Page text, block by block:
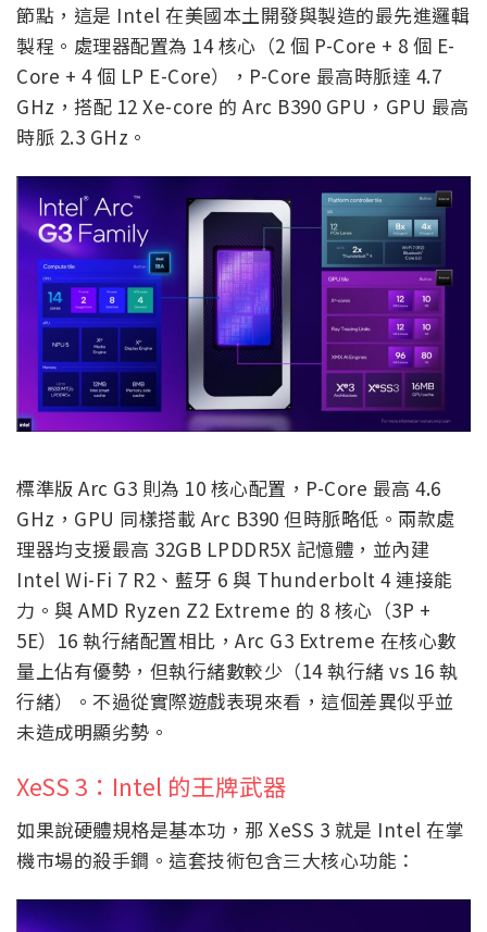
節點，這是 Intel 在美國本土開發與製造的最先進邏輯
製程。處理器配置為 14 核心（2 個 P-Core + 8 個 E-
Core + 4 個 LP E-Core），P-Core 最高時脈達 4.7
GHz，搭配 12 Xe-core 的 Arc B390 GPU，GPU 最高
時脈 2.3 GHz。
標準版 Arc G3 則為 10 核心配置，P-Core 最高 4.6
GHz，GPU 同樣搭載 Arc B390 但時脈略低。兩款處
理器均支援最高 32GB LPDDR5X 記憶體，並內建
Intel Wi-Fi 7 R2、藍牙 6 與 Thunderbolt 4 連接能
力。與 AMD Ryzen Z2 Extreme 的 8 核心（3P +
5E）16 執行緒配置相比，Arc G3 Extreme 在核心數
量上佔有優勢，但執行緒數較少（14 執行緒 vs 16 執
行緒）。不過從實際遊戲表現來看，這個差異似乎並
未造成明顯劣勢。
XeSS 3：Intel 的王牌武器
如果說硬體規格是基本功，那 XeSS 3 就是 Intel 在掌
機市場的殺手鐧。這套技術包含三大核心功能：